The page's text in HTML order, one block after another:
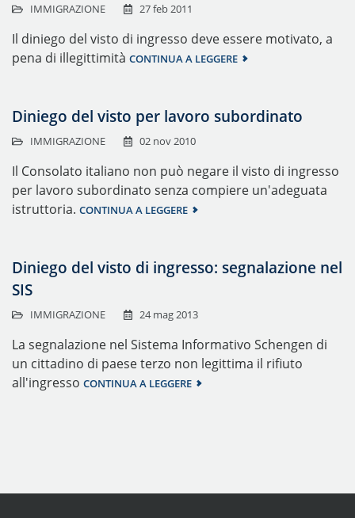
IMMIGRAZIONE 27 feb 2011
Il diniego del visto di ingresso deve essere motivato, a
pena di illegittimità CONTINUA A LEGGERE
Diniego del visto per lavoro subordinato
IMMIGRAZIONE 02 nov 2010
Il Consolato italiano non può negare il visto di ingresso
per lavoro subordinato senza compiere un'adeguata
istruttoria. CONTINUA A LEGGERE
Diniego del visto di ingresso: segnalazione nel
SIS
IMMIGRAZIONE 24 mag 2013
La segnalazione nel Sistema Informativo Schengen di
un cittadino di paese terzo non legittima il rifiuto
all'ingresso CONTINUA A LEGGERE